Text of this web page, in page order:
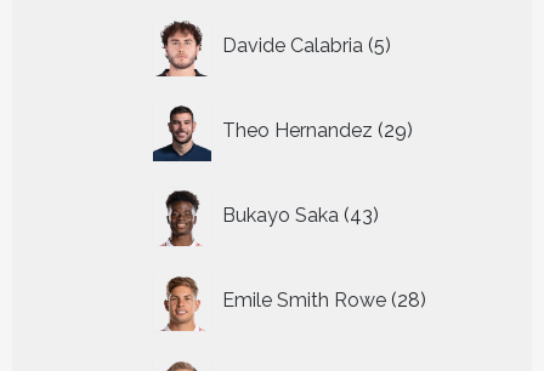
Davide Calabria 5
producten
Theo Hernandez 29
producten
Bukayo Saka 43
producten
Emile Smith Rowe 28
producten